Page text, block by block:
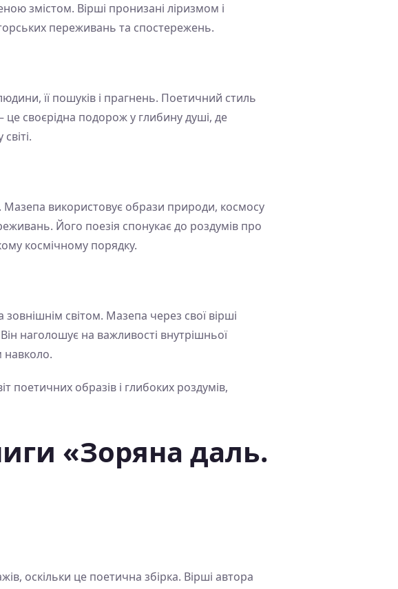
змістом. Вірші пронизані ліризмом і
переживань та спостережень.
її пошуків і прагнень. Поетичний стиль
своєрідна подорож у глибину душі, де
Мазепа використовує образи природи, космосу
Його поезія спонукає до роздумів про
космічному порядку.
світом. Мазепа через свої вірші
наголошує на важливості внутрішньої
навколо.
поетичних образів і глибоких роздумів,
«Зоряна даль.
оскільки це поетична збірка. Вірші автора